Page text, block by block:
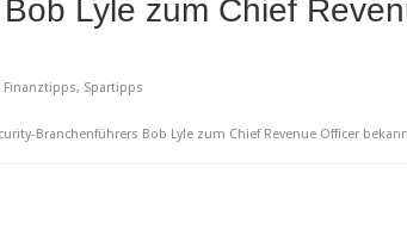
Lyle zum Chief
Finanztipps, Spartipps
Branchenführers Bob Lyle zum Chief Revenue Officer